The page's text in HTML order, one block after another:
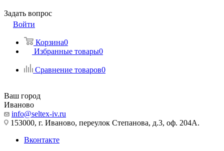
Задать вопрос
Войти
Корзина0
Избранные товары0
Сравнение товаров0
Ваш город
Иваново
info@seltex-iv.ru
153000, г. Иваново, переулок Степанова, д.3, оф. 204А.
Вконтакте